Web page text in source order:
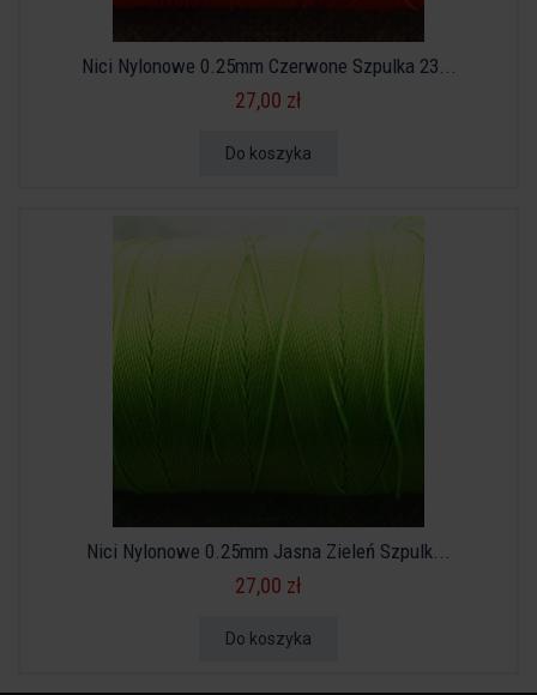
Nici Nylonowe 0.25mm Czerwone Szpulka 23...
27,00 zł
Do koszyka
Nici Nylonowe 0.25mm Jasna Zieleń Szpulk...
27,00 zł
Do koszyka